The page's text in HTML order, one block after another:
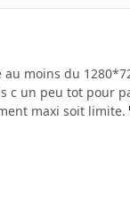
moins du
c un peu tot pour
maxi soit limite.